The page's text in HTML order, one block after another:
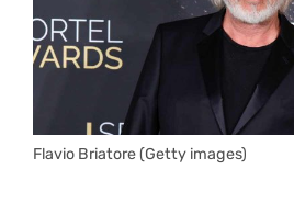
Flavio Briatore (Getty images)